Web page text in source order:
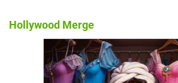
Hollywood Merge